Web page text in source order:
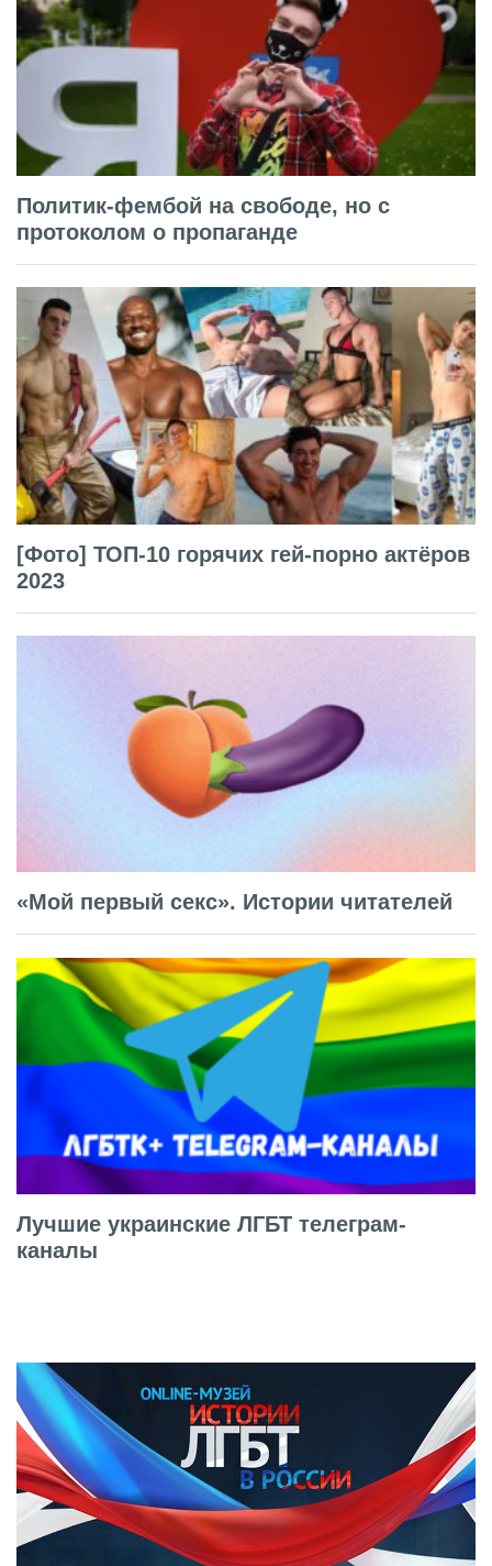
Политик-фембой на свободе, но с
протоколом о пропаганде
[Фото] ТОП-10 горячих гей-порно актёров
2023
«Мой первый секс». Истории читателей
Лучшие украинские ЛГБТ телеграм-
каналы